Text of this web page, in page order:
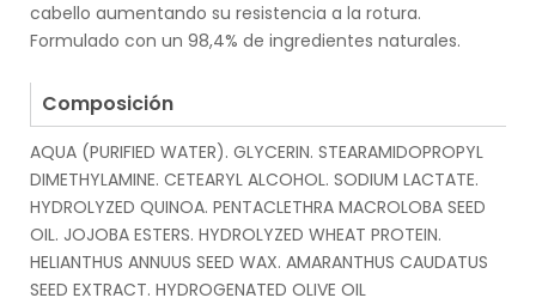
cabello aumentando su resistencia a la rotura.
Formulado con un 98,4% de ingredientes naturales.
Composición
AQUA (PURIFIED WATER). GLYCERIN. STEARAMIDOPROPYL
DIMETHYLAMINE. CETEARYL ALCOHOL. SODIUM LACTATE.
HYDROLYZED QUINOA. PENTACLETHRA MACROLOBA SEED
OIL. JOJOBA ESTERS. HYDROLYZED WHEAT PROTEIN.
HELIANTHUS ANNUUS SEED WAX. AMARANTHUS CAUDATUS
SEED EXTRACT. HYDROGENATED OLIVE OIL